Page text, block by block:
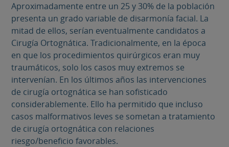
Aproximadamente entre un 25 y 30% de la población
presenta un grado variable de disarmonía facial. La
mitad de ellos, serían eventualmente candidatos a
Cirugía Ortognática. Tradicionalmente, en la época
en que los procedimientos quirúrgicos eran muy
traumáticos, solo los casos muy extremos se
intervenían. En los últimos años las intervenciones
de cirugía ortognática se han sofisticado
considerablemente. Ello ha permitido que incluso
casos malformativos leves se sometan a tratamiento
de cirugía ortognática con relaciones
riesgo/beneficio favorables.